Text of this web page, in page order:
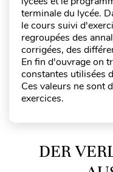
terminale du lycée.
le cours suivi
regroupées des
corrigées, des
En fin d'ouvrage on
constantes utilisées
Ces valeurs ne sont
exercices.
DER